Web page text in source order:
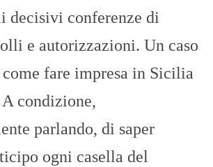
decisivi conferenze di
e autorizzazioni. Un caso
fare impresa in Sicilia
condizione,
parlando, di saper
ogni casella del